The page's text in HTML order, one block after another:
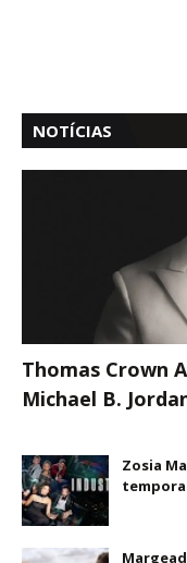
NOTÍCIAS
Thomas Crown
Michael B.
Zosia